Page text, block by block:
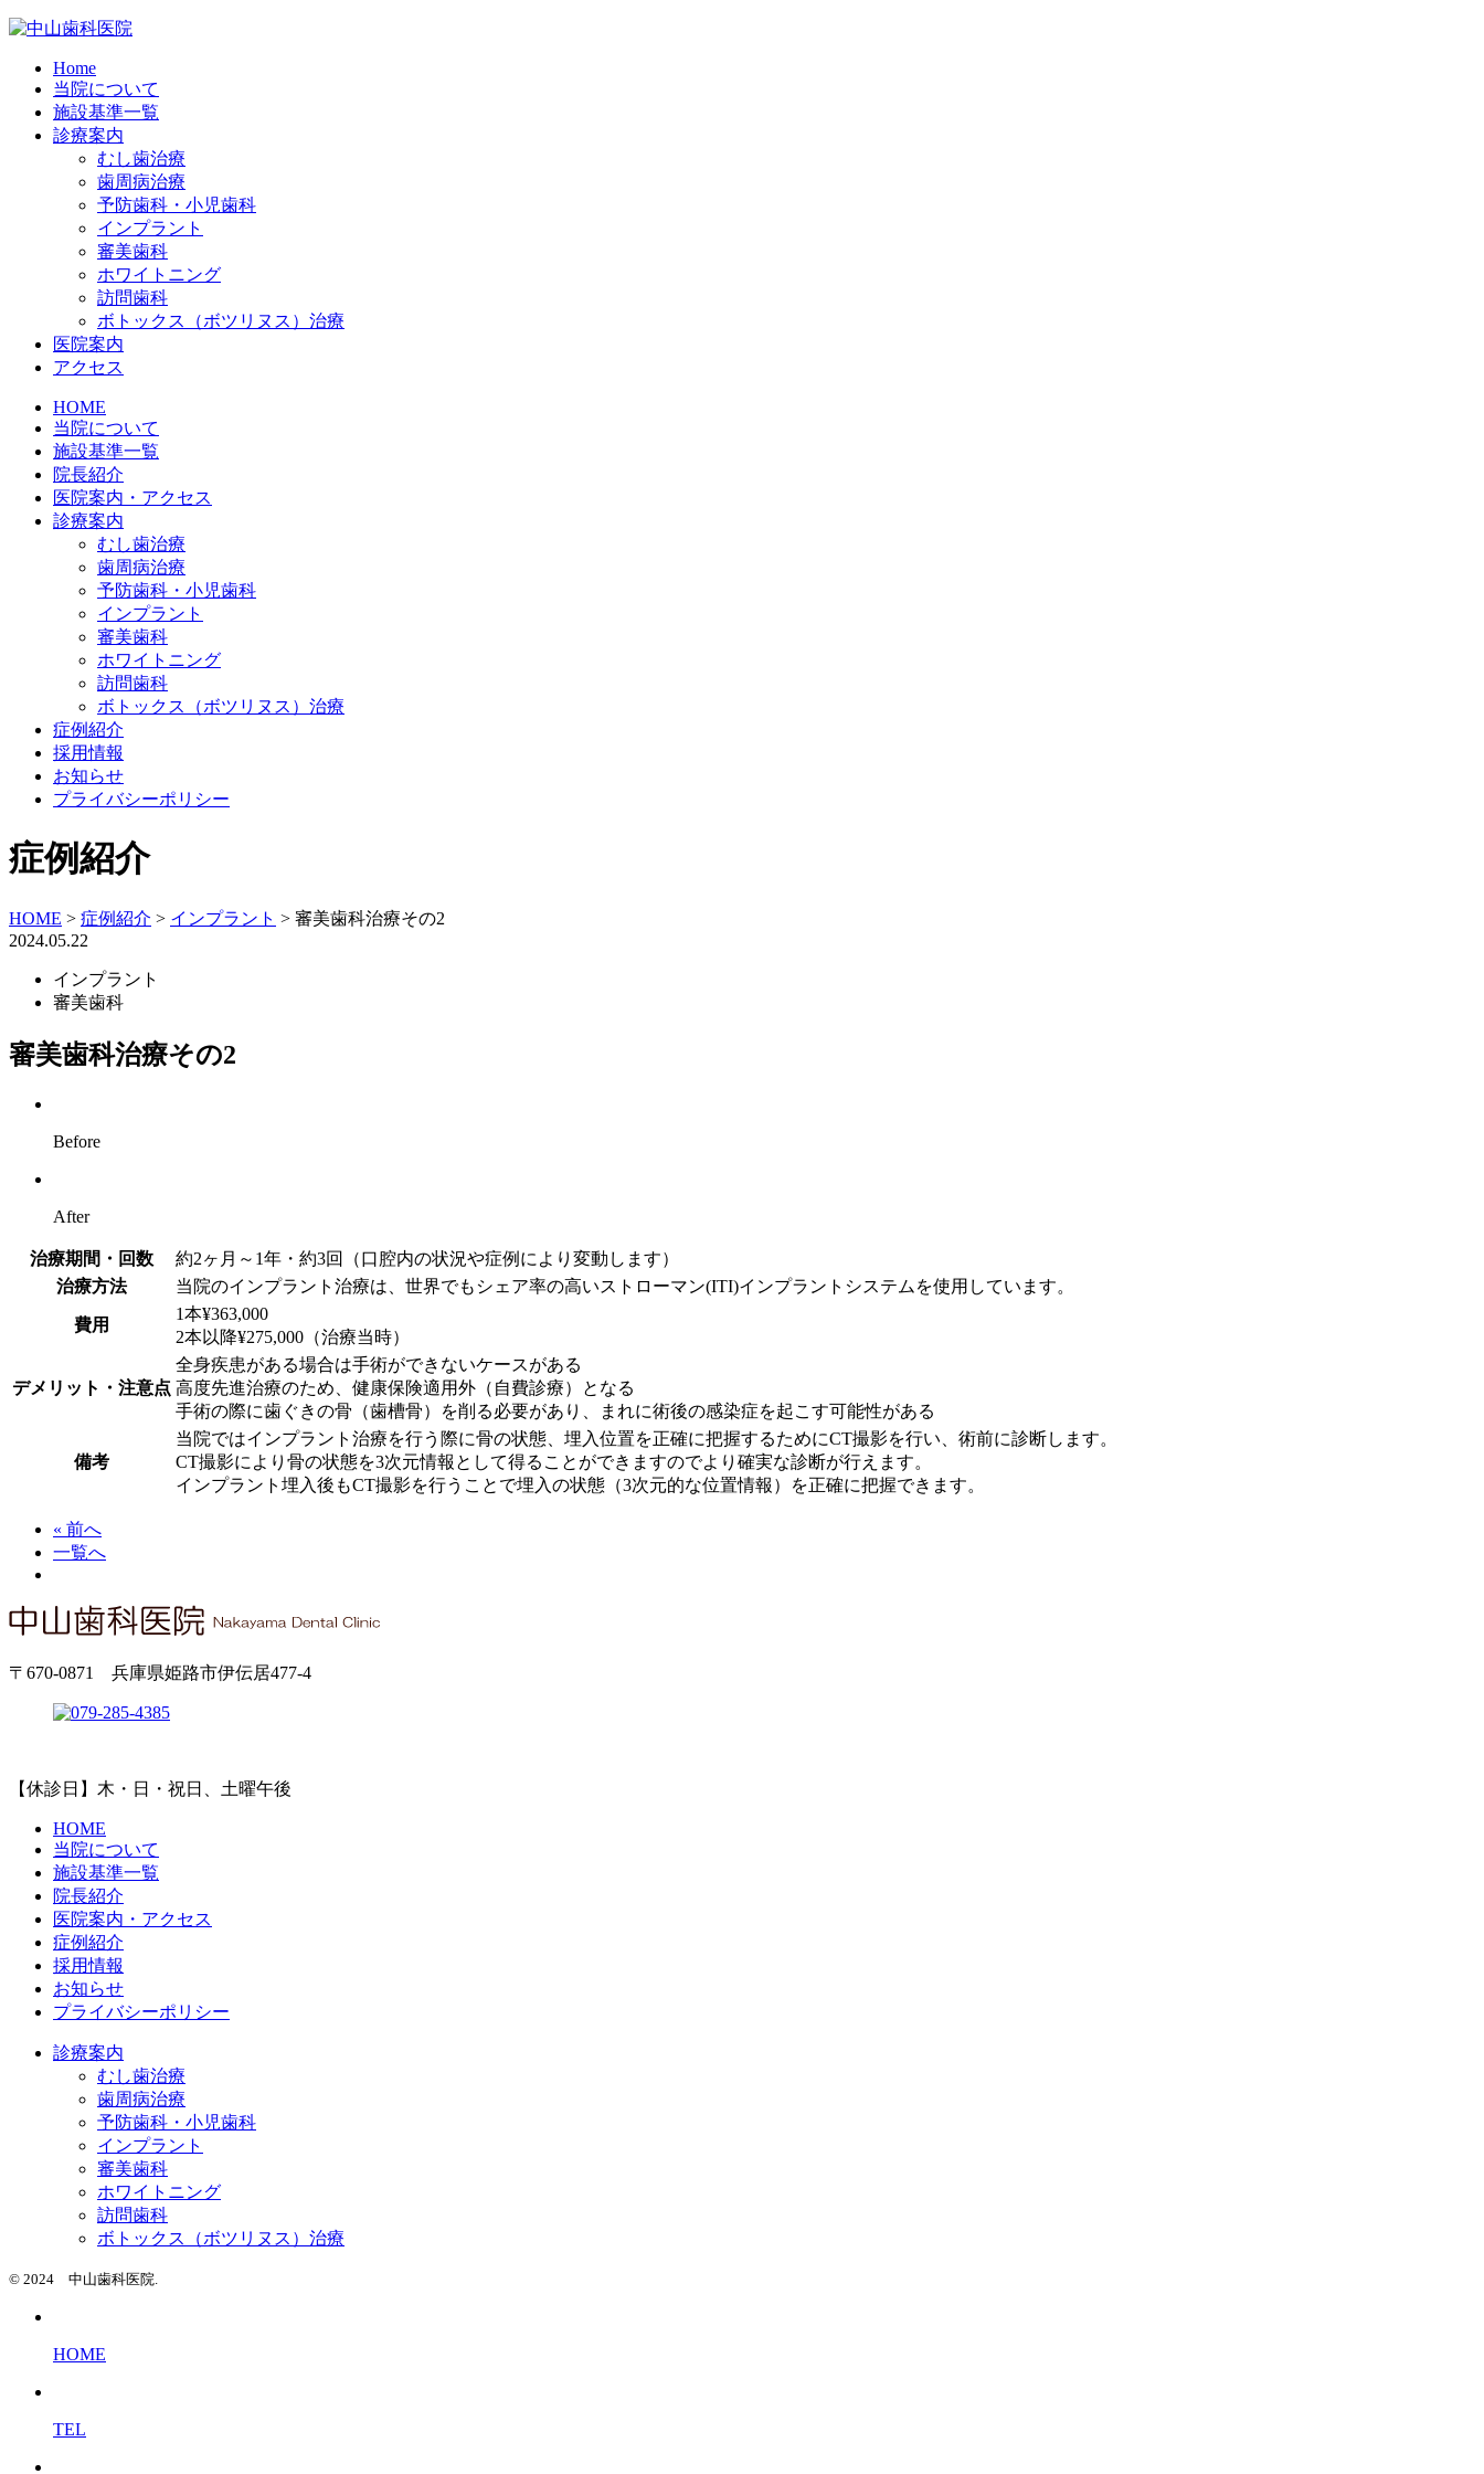
Home
当院について
施設基準一覧
診療案内
むし歯治療
歯周病治療
予防歯科・小児歯科
インプラント
審美歯科
ホワイトニング
訪問歯科
ボトックス（ボツリヌス）治療
医院案内
アクセス
HOME
当院について
施設基準一覧
院長紹介
医院案内・アクセス
診療案内
むし歯治療
歯周病治療
予防歯科・小児歯科
インプラント
審美歯科
ホワイトニング
訪問歯科
ボトックス（ボツリヌス）治療
症例紹介
採用情報
お知らせ
プライバシーポリシー
症例紹介
HOME > 症例紹介 > インプラント > 審美歯科治療その2
2024.05.22
インプラント
審美歯科
審美歯科治療その2
Before
After
治療期間・回数
約2ヶ月～1年・約3回（口腔内の状況や症例により変動します）
治療方法
当院のインプラント治療は、世界でもシェア率の高いストローマン(ITI)インプラントシステムを使用しています。
費用
1本¥363,000
2本以降¥275,000（治療当時）
デメリット・注意点
全身疾患がある場合は手術ができないケースがある
高度先進治療のため、健康保険適用外（自費診療）となる
手術の際に歯ぐきの骨（歯槽骨）を削る必要があり、まれに術後の感染症を起こす可能性がある
備考
当院ではインプラント治療を行う際に骨の状態、埋入位置を正確に把握するためにCT撮影を行い、術前に診断します。
CT撮影により骨の状態を3次元情報として得ることができますのでより確実な診断が行えます。
インプラント埋入後もCT撮影を行うことで埋入の状態（3次元的な位置情報）を正確に把握できます。
« 前へ
一覧へ
〒670-0871 兵庫県姫路市伊伝居477-4
【休診日】木・日・祝日、土曜午後
HOME
当院について
施設基準一覧
院長紹介
医院案内・アクセス
症例紹介
採用情報
お知らせ
プライバシーポリシー
診療案内
むし歯治療
歯周病治療
予防歯科・小児歯科
インプラント
審美歯科
ホワイトニング
訪問歯科
ボトックス（ボツリヌス）治療
© 2024 中山歯科医院.
HOME
TEL